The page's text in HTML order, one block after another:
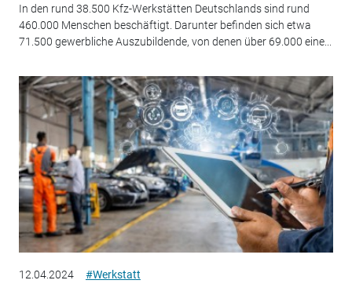
In den rund 38.500 Kfz-Werkstätten Deutschlands sind rund
460.000 Menschen beschäftigt. Darunter befinden sich etwa
71.500 gewerbliche Auszubildende, von denen über 69.000 eine...
12.04.2024 #Werkstatt